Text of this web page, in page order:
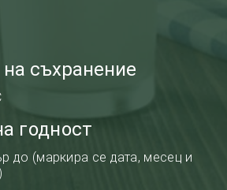
съхранение
годност
до (маркира се дата, месец и